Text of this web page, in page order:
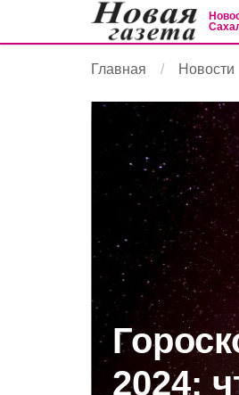
Главная Новости
2024: